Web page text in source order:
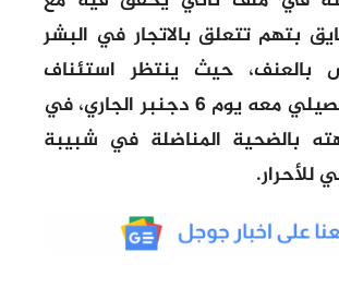
بتهم تتعلق بالاتجار في البشر
بالعنف، حيث ينتظر استئناف
التحقيق التفصيلي معه يوم 6 دجنبر الجاري، في
بالضحية المناضلة في شبيبة
للأحرار.